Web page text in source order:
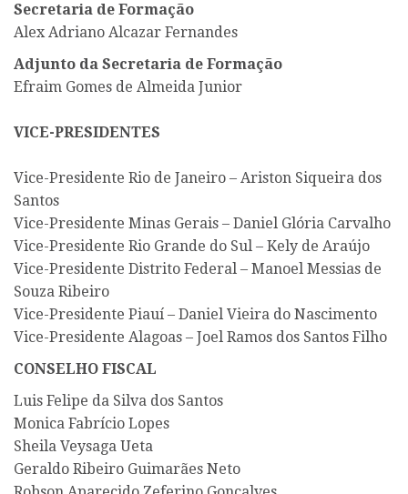
Secretaria de Formação
Alex Adriano Alcazar Fernandes
Adjunto da Secretaria de Formação
Efraim Gomes de Almeida Junior
VICE-PRESIDENTES
Vice-Presidente Rio de Janeiro – Ariston Siqueira dos
Santos
Vice-Presidente Minas Gerais – Daniel Glória Carvalho
Vice-Presidente Rio Grande do Sul – Kely de Araújo
Vice-Presidente Distrito Federal – Manoel Messias de
Souza Ribeiro
Vice-Presidente Piauí – Daniel Vieira do Nascimento
Vice-Presidente Alagoas – Joel Ramos dos Santos Filho
CONSELHO FISCAL
Luis Felipe da Silva dos Santos
Monica Fabrício Lopes
Sheila Veysaga Ueta
Geraldo Ribeiro Guimarães Neto